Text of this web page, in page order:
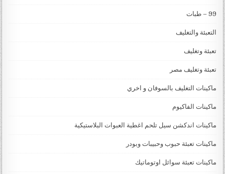
99 – طبات
التعبئة والتغليف
تعبئة وتغليف
تعبئة وتغليف مصر
ماكينات التغليف بالسوفان و اخري
ماكينات الفاكيوم
ماكينات اندكشن سيل تلحم اغطية العبوات البلاستيكية
ماكينات تعبئة حبوب وحبيبات وبودر
ماكينات تعبئة سوائل اوتوماتيك